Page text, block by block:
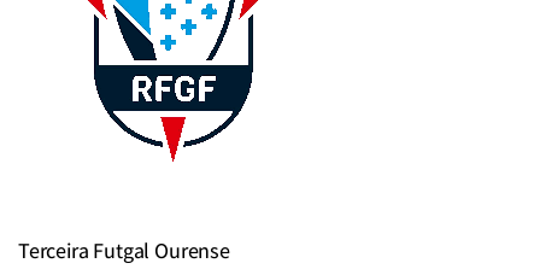
Terceira Futgal Ourense